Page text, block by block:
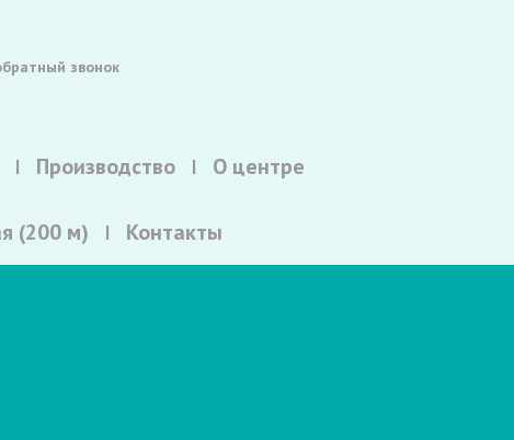
звонок
Производство О центре
(200 м) Контакты